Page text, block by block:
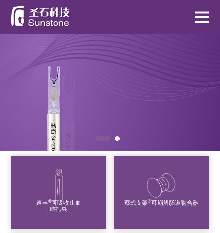
速丰®可吸收止血
结扎夹
蔡式支架®可崩解肠道吻合器